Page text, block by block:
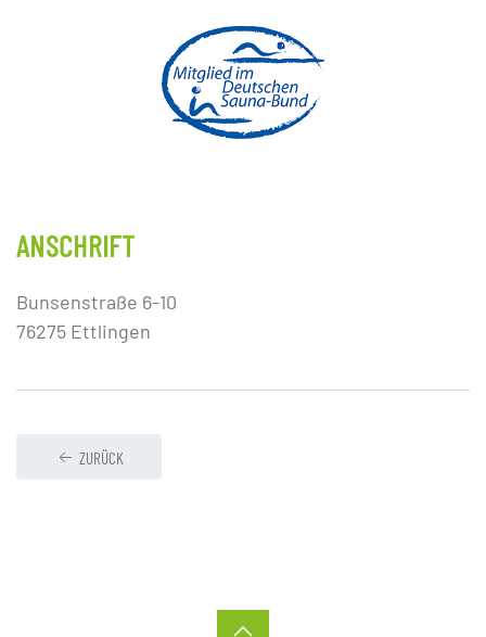
ANSCHRIFT
Bunsenstraße 6-10
76275 Ettlingen
ZURÜCK